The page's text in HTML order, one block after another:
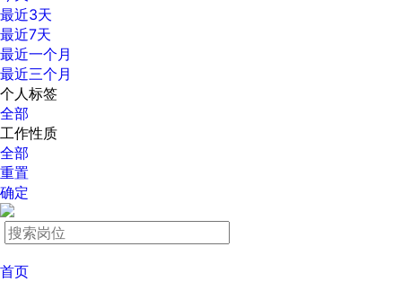
最近3天
最近7天
最近一个月
最近三个月
个人标签
全部
工作性质
全部
重置
确定
首页